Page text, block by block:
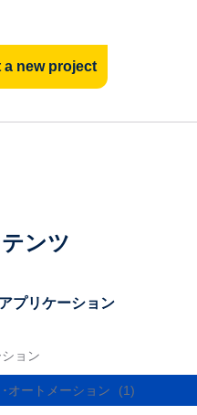
a new project
ンツ
プリケーション
ョン
オートメーション (1)